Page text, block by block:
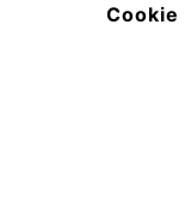
Cookie